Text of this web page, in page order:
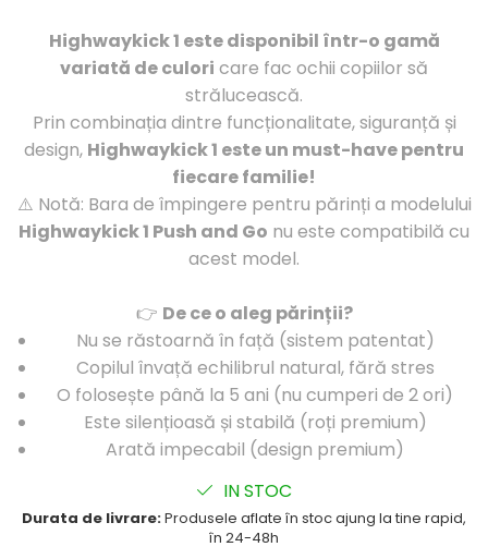
Highwaykick 1 este disponibil într-o gamă
variată de culori care fac ochii copiilor să
strălucească.
Prin combinația dintre funcționalitate, siguranță și
design, Highwaykick 1 este un must-have pentru
fiecare familie!
⚠️ Notă: Bara de împingere pentru părinți a modelului
Highwaykick 1 Push and Go nu este compatibilă cu
acest model.
👉 De ce o aleg părinții?
Nu se răstoarnă în față (sistem patentat)
Copilul învață echilibrul natural, fără stres
O folosește până la 5 ani (nu cumperi de 2 ori)
Este silențioasă și stabilă (roți premium)
Arată impecabil (design premium)
IN STOC
Durata de livrare:Produsele aflate în stoc ajung la tine rapid,
în 24-48h